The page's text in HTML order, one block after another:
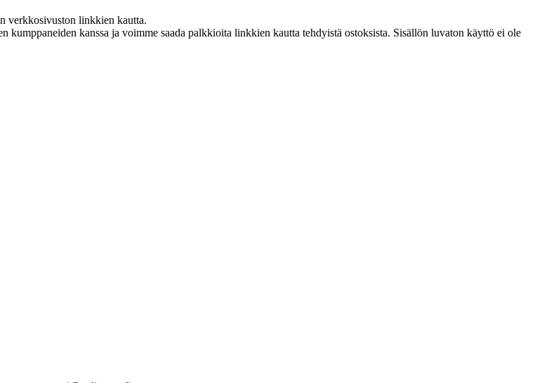
verkkosivuston linkkien kautta.
kanssa ja voimme saada palkkioita linkkien kautta tehdyistä ostoksista. Sisällön luvaton käyttö ei ole